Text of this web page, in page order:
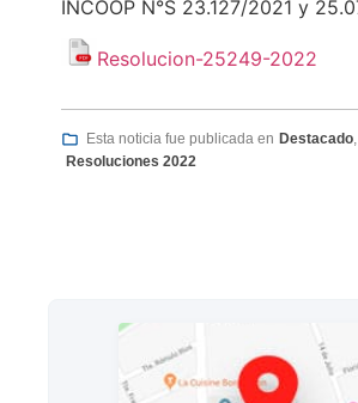
INCOOP N°S 23.127/2021 y
Resolucion-25249-2022
Esta noticia fue publicada en Destacado,
Resoluciones 2022